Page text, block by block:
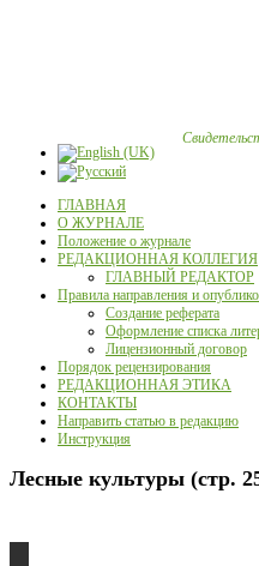
ГЛАВНАЯ
О ЖУРНАЛЕ
Положение о журнале
РЕДАКЦИОННАЯ КОЛЛЕГИЯ
ГЛАВНЫЙ РЕДАКТОР
Правила направления и
Создание реферата
Оформление списка
Лицензионный договор
Порядок рецензирования
РЕДАКЦИОННАЯ ЭТИКА
КОНТАКТЫ
Направить статью в редакцию
Инструкция
Лесные культуры (стр.